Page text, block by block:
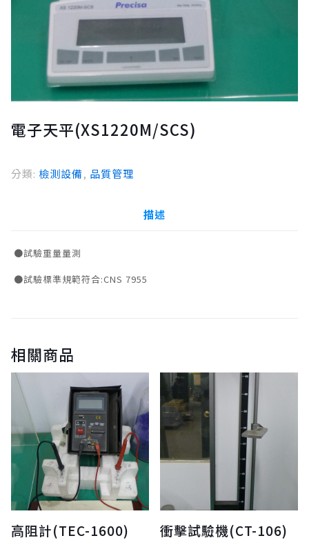
電子天平(XS1220M/SCS)
分類: 檢測設備, 品質管理
描述
●試驗重量量測
●試驗標準規範符合:CNS 7955
相關商品
高阻計(TEC-1600) 衝擊試驗機(CT-106)